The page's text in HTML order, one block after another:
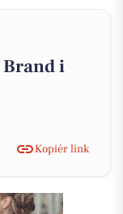
i
Kopiér link